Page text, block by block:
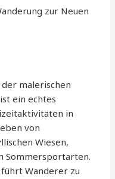
zur Neuen
malerischen
ein echtes
in
von
Wiesen,
Sommersportarten.
Wanderer zu